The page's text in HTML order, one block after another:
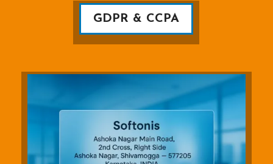
GDPR & CCPA